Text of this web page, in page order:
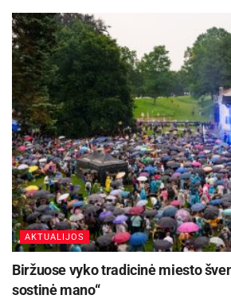
sąrašą įtraukta
Mecenatystės
lapkričio 15-ąją.
Šaltinis: Pakruojo rajono savivaldybė
AKTUALIJOS
Biržuose vyko tradicinė miesto
sostinė mano“